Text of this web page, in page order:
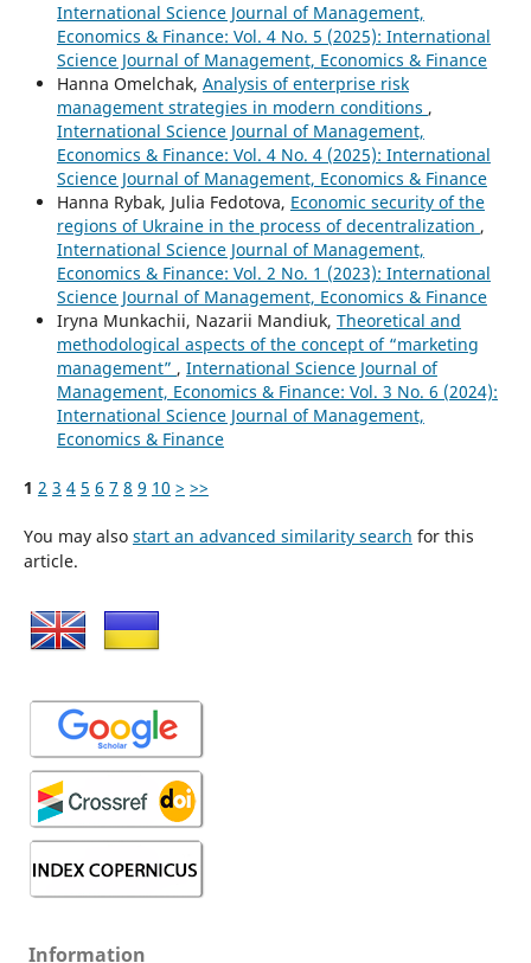
International Science Journal of Management,
Economics & Finance: Vol. 4 No. 5 (2025): International
Science Journal of Management, Economics & Finance
Hanna Omelchak, Аnalysis of enterprise risk
management strategies in modern conditions ,
International Science Journal of Management,
Economics & Finance: Vol. 4 No. 4 (2025): International
Science Journal of Management, Economics & Finance
Hanna Rybak, Julia Fedotova, Economic security of the
regions of Ukraine in the process of decentralization ,
International Science Journal of Management,
Economics & Finance: Vol. 2 No. 1 (2023): International
Science Journal of Management, Economics & Finance
Iryna Munkachii, Nazarii Mandiuk, Theoretical and
methodological aspects of the concept of “marketing
management” , International Science Journal of
Management, Economics & Finance: Vol. 3 No. 6 (2024):
International Science Journal of Management,
Economics & Finance
1 2 3 4 5 6 7 8 9 10 > >>
You may also start an advanced similarity search for this
article.
Information